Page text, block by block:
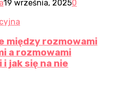
19 września, 20250
między rozmowami
a rozmowami
jak się na nie